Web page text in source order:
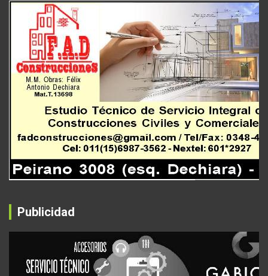
Publicidad